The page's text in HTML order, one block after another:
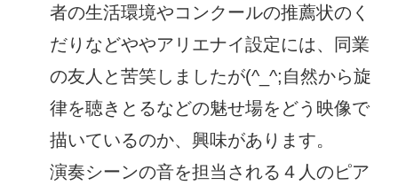
者の生活環境やコンクールの推薦状のく
だりなどややアリエナイ設定には、同業
の友人と苦笑しましたが(^_^;自然から旋
律を聴きとるなどの魅せ場をどう映像で
描いているのか、興味があります。
演奏シーンの音を担当される４人のピア